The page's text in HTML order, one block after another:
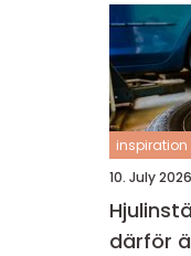
inspiration
10. July 2026
därför